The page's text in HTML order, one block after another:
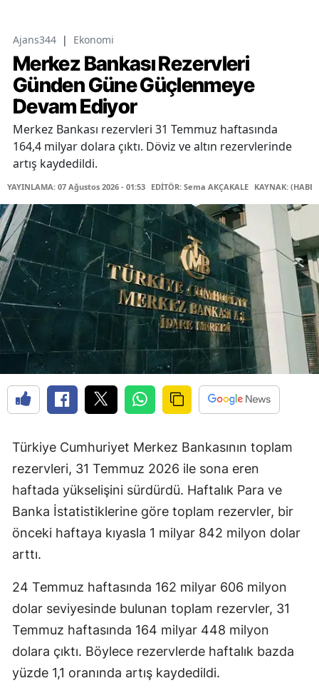
Ajans344 | Ekonomi
Merkez Bankası Rezervleri
Günden Güne Güçlenmeye
Devam Ediyor
Merkez Bankası rezervleri 31 Temmuz haftasında
164,4 milyar dolara çıktı. Döviz ve altın rezervlerinde
artış kaydedildi.
YAYINLAMA: 07 Ağustos 2026 - 01:53 EDİTÖR: Sema AKÇAKALE KAYNAK:
Türkiye Cumhuriyet Merkez Bankasının toplam
rezervleri, 31 Temmuz 2026 ile sona eren
haftada yükselişini sürdürdü. Haftalık Para ve
Banka İstatistiklerine göre toplam rezervler, bir
önceki haftaya kıyasla 1 milyar 842 milyon dolar
arttı.
24 Temmuz haftasında 162 milyar 606 milyon
dolar seviyesinde bulunan toplam rezervler, 31
Temmuz haftasında 164 milyar 448 milyon
dolara çıktı. Böylece rezervlerde haftalık bazda
yüzde 1,1 oranında artış kaydedildi.